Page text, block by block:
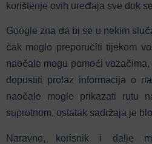
korištenje ovih uređaja sve dok
Google zna da bi se u nekim
čak moglo preporučiti tijekom
naočale mogu pomoći
dopustiti prolaz informacija o
naočale mogle prikazati rutu
suprotnom, ostatak sadržaja je
Naravno, korisnik i dalje